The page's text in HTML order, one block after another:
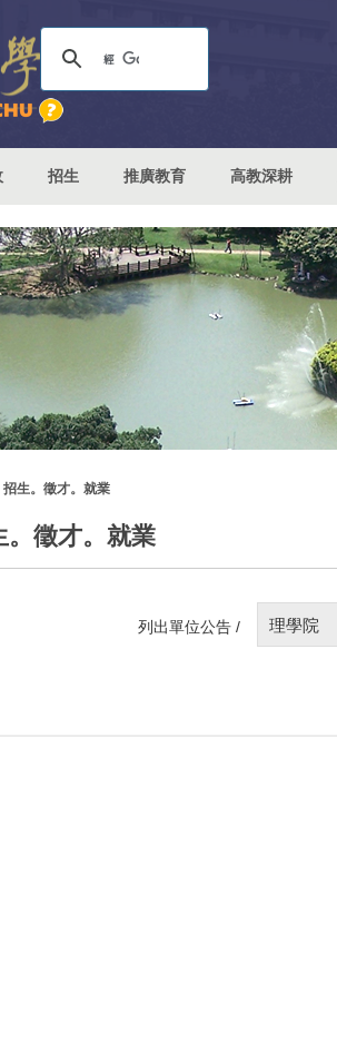
招生 推廣教育 高教深耕
招生。徵才。就業
。徵才。就業
列出單位公告 / 理學院